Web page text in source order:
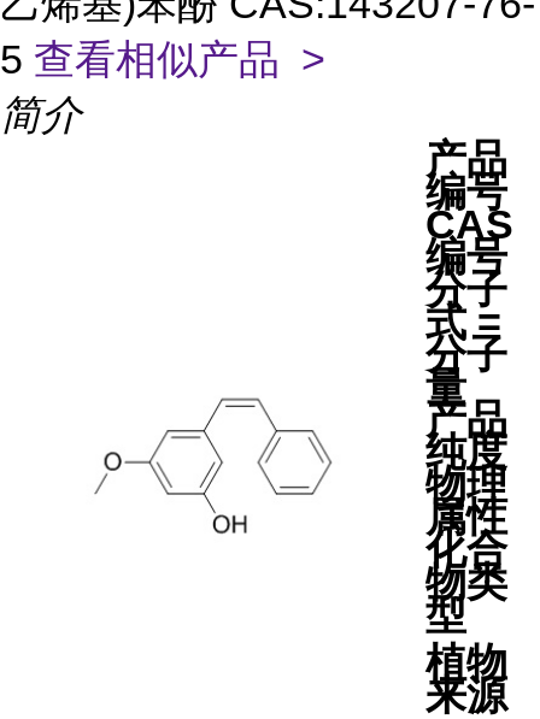
5 查看相似产品 >
简介
产品
编号
CAS
编号
分子
式 =
分子
量
产品
纯度
物理
属性
化合
物类
型
植物
来源